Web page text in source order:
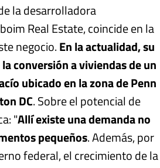
la desarrolladora
Real Estate, coincide en la
negocio.En la actualidad, su
conversión a viviendas de un
ubicado en la zona de Penn
DC. Sobre el potencial de
"Allí existe una demanda no
pequeños. Además, por
federal, el crecimiento de la